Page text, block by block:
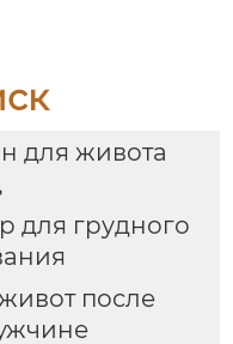
период,
беременности,
для живота
для грудного
после